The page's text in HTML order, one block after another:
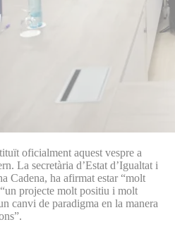
oficialment aquest vespre a
La secretària d’Estat d’Igualtat i
Cadena, ha afirmat estar “molt
projecte molt positiu i molt
canvi de paradigma en la manera